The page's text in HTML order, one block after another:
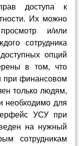
доступа к
Их можно
и/или
сотрудника
опций
в том, что
при финансовом
только людям,
необходимо для
УСУ при
на нужный
сотрудникам